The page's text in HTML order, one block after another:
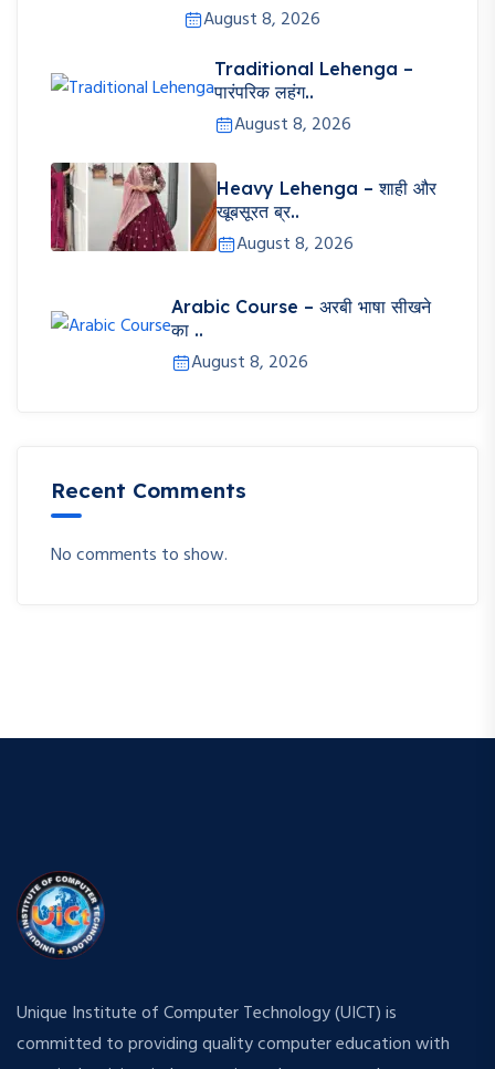
August 8, 2026
Traditional Lehenga –
पारंपरिक लहंग..
August 8, 2026
Heavy Lehenga – शाही और
खूबसूरत ब्र..
August 8, 2026
Arabic Course – अरबी भाषा सीखने
का ..
August 8, 2026
Recent Comments
No comments to show.
Unique Institute of Computer Technology (UICT) is
committed to providing quality computer education with